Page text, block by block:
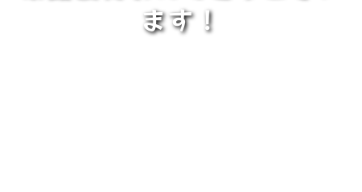
ます！